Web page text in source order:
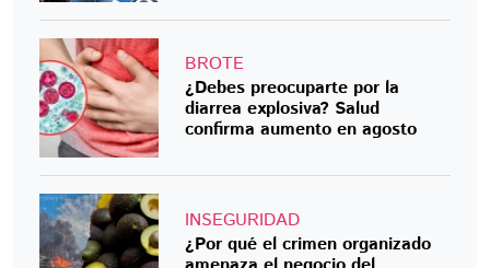
BROTE
¿Debes preocuparte por la
diarrea explosiva? Salud
confirma aumento en agosto
INSEGURIDAD
¿Por qué el crimen organizado